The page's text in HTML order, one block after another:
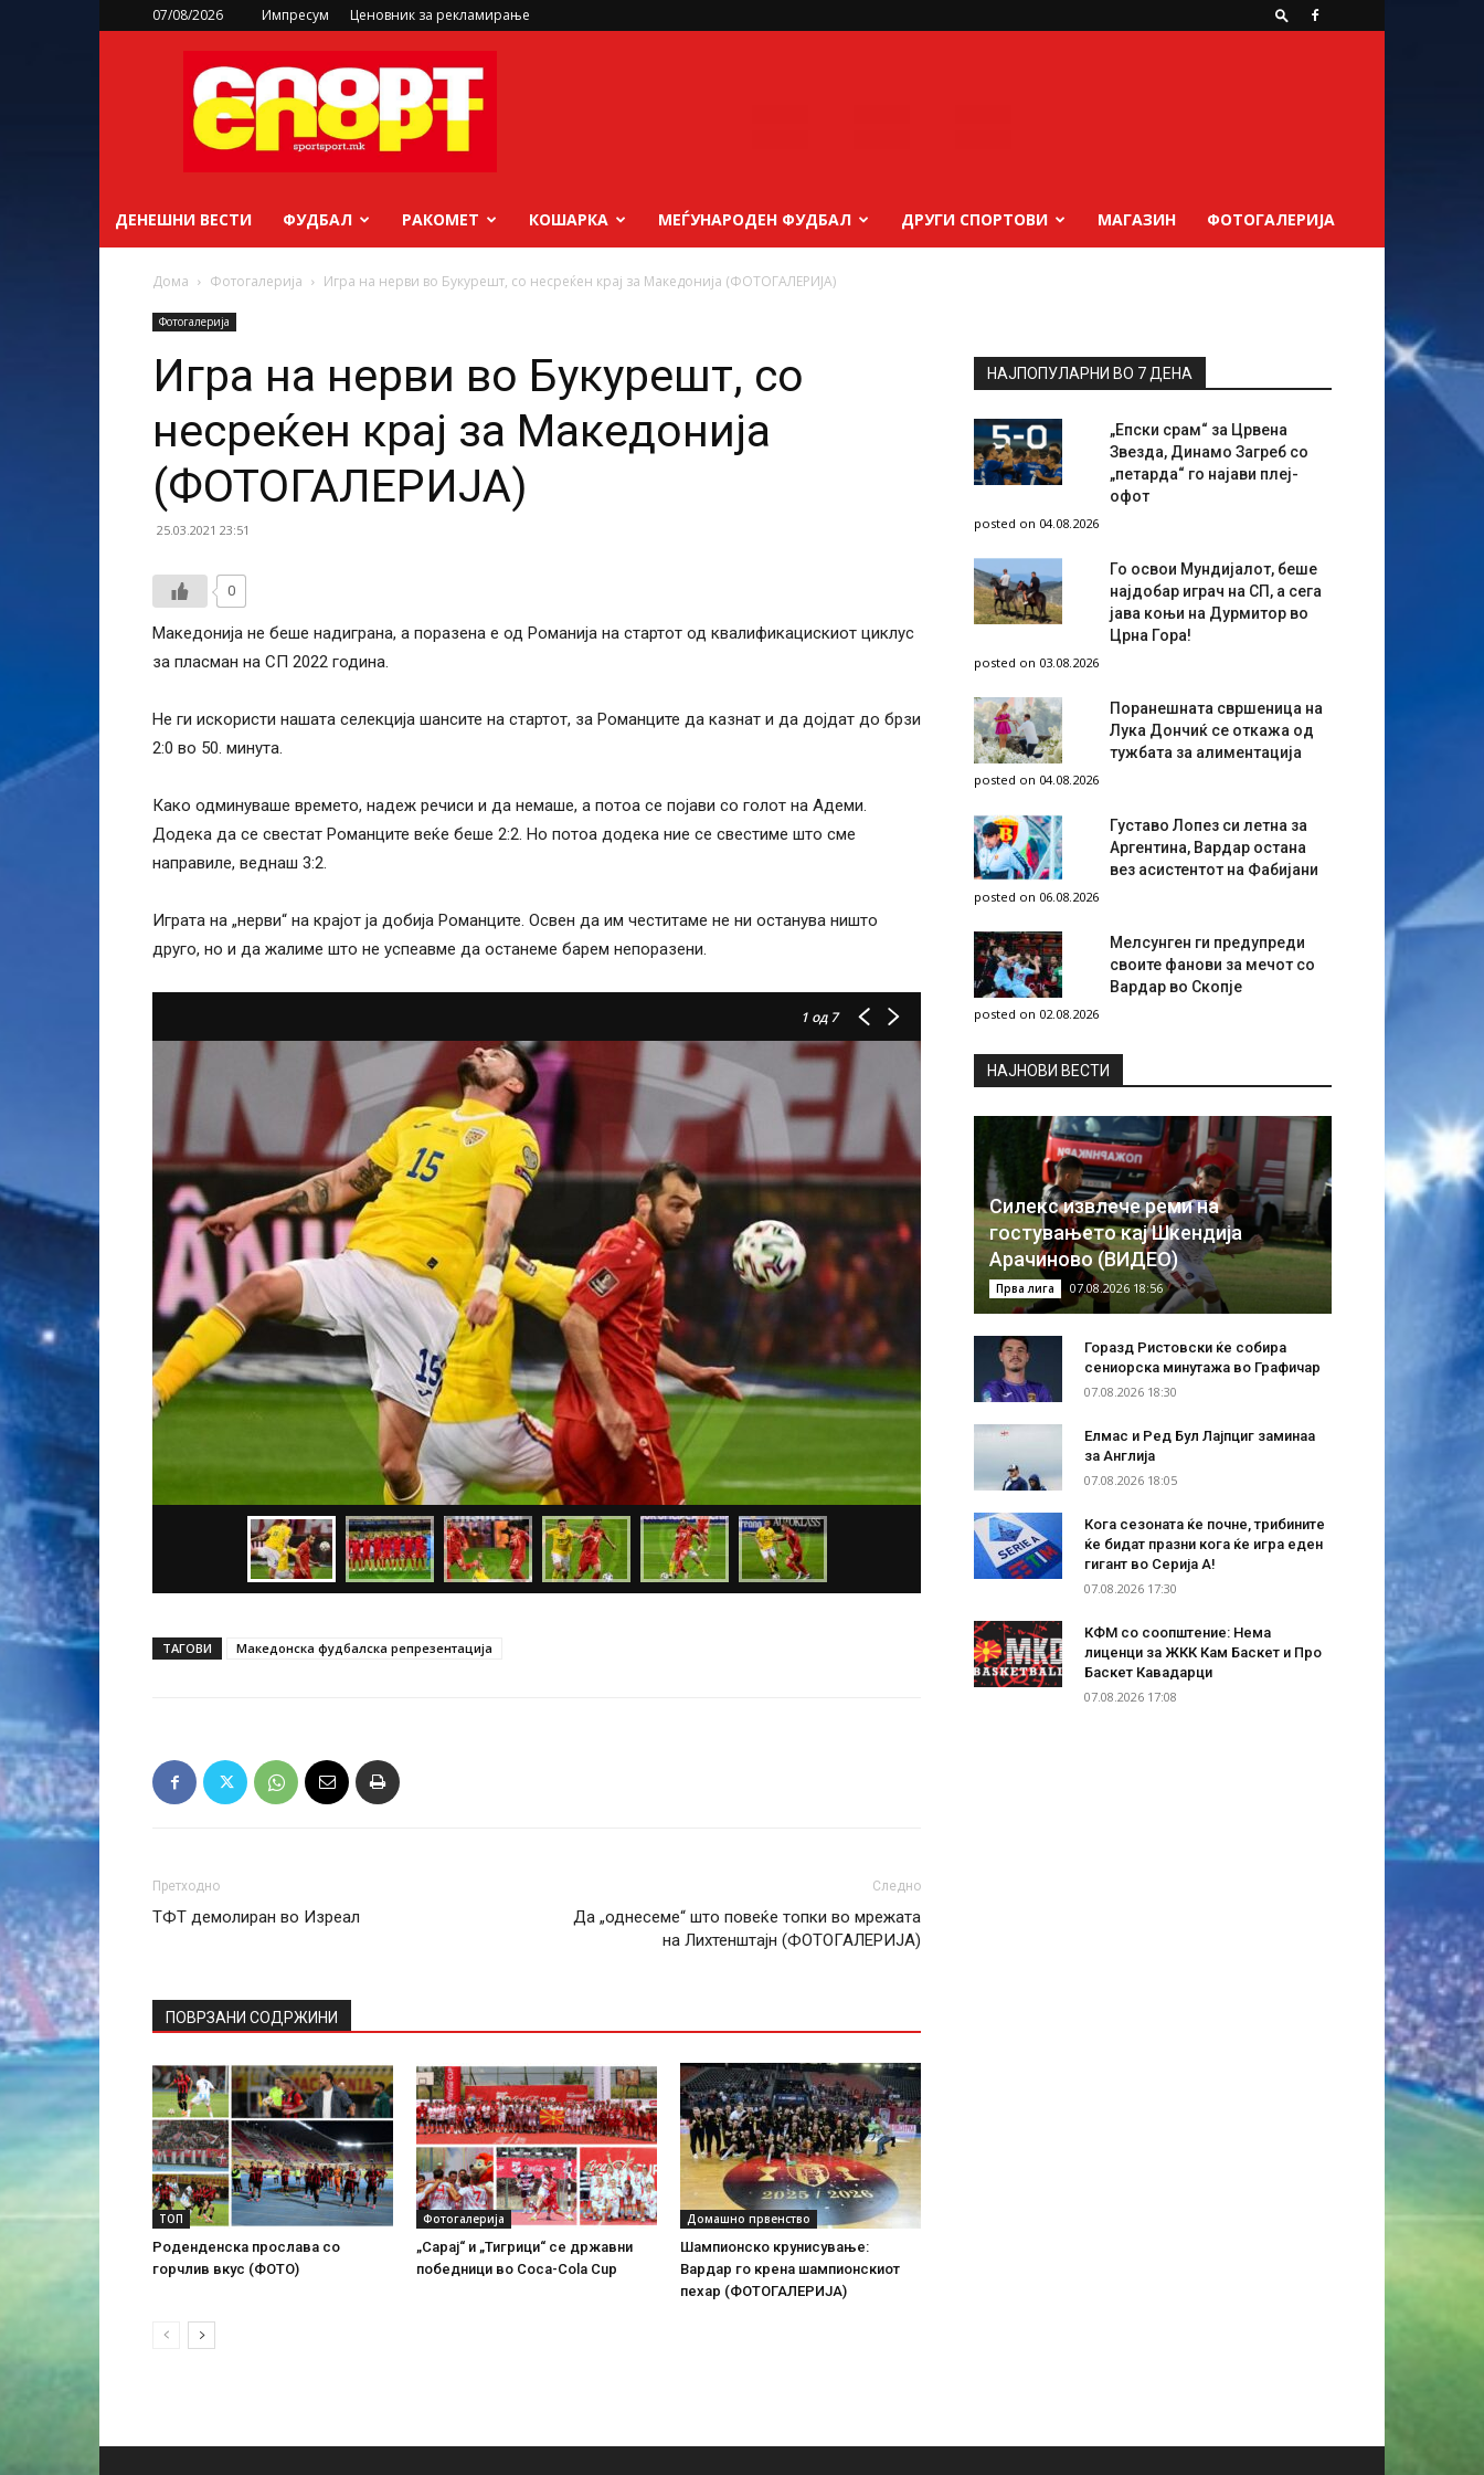
07/08/2026 Импресум Ценовник за рекламирање
sportsport.mk
ДЕНЕШНИ ВЕСТИ ФУДБАЛ РАКОМЕТ КОШАРКА МЕЃУНАРОДЕН ФУДБАЛ ДРУГИ СПОРТОВИ МАГАЗИН ФОТОГАЛЕРИЈА
Дома Фотогалерија Игра на нерви во Букурешт, со несреќен крај за Македонија (ФОТОГАЛЕРИЈА)
Фотогалерија
Игра на нерви во Букурешт, со
несреќен крај за Македонија
(ФОТОГАЛЕРИЈА)
25.03.2021 23:51
0
Македонија не беше надиграна, а поразена е од Романија на стартот од квалификацискиот циклус
за пласман на СП 2022 година.
Не ги искористи нашата селекција шансите на стартот, за Романците да казнат и да дојдат до брзи
2:0 во 50. минута.
Како одминуваше времето, надеж речиси и да немаше, а потоа се појави со голот на Адеми.
Додека да се свестат Романците веќе беше 2:2. Но потоа додека ние се свестиме што сме
направиле, веднаш 3:2.
Играта на „нерви“ на крајот ја добија Романците. Освен да им честитаме не ни останува ништо
друго, но и да жалиме што не успеавме да останеме барем непоразени.
1 од 7
ТАГОВИ Македонска фудбалска репрезентација
Претходно
ТФТ демолиран во Изреал
Следно
Да „однесеме“ што повеќе топки во мрежата
на Лихтенштајн (ФОТОГАЛЕРИЈА)
ПОВРЗАНИ СОДРЖИНИ
ТОП
Роденденска прослава со
горчлив вкус (ФОТО)
Фотогалерија
„Сарај“ и „Тигрици“ се државни
победници во Coca-Cola Cup
Домашно првенство
Шампионско крунисување:
Вардар го крена шампионскиот
пехар (ФОТОГАЛЕРИЈА)
НАЈПОПУЛАРНИ ВО 7 ДЕНА
„Епски срам“ за Црвена
Звезда, Динамо Загреб со
„петарда“ го најави плеј-
офот
posted on 04.08.2026
Го освои Мундијалот, беше
најдобар играч на СП, а сега
јава коњи на Дурмитор во
Црна Гора!
posted on 03.08.2026
Поранешната свршеница на
Лука Дончиќ се откажа од
тужбата за алиментација
posted on 04.08.2026
Густаво Лопез си летна за
Аргентина, Вардар остана
вез асистентот на Фабијани
posted on 06.08.2026
Мелсунген ги предупреди
своите фанови за мечот со
Вардар во Скопје
posted on 02.08.2026
НAЈНОВИ ВЕСТИ
Силекс извлече реми на
гостувањето кај Шкендија
Арачиново (ВИДЕО)
Прва лига 07.08.2026 18:56
Горазд Ристовски ќе собира
сениорска минутажа во Графичар
07.08.2026 18:30
Елмас и Ред Бул Лајпциг заминаа
за Англија
07.08.2026 18:05
Кога сезоната ќе почне, трибините
ќе бидат празни кога ќе игра еден
гигант во Серија А!
07.08.2026 17:30
КФМ со соопштение: Нема
лиценци за ЖКК Кам Баскет и Про
Баскет Кавадарци
07.08.2026 17:08